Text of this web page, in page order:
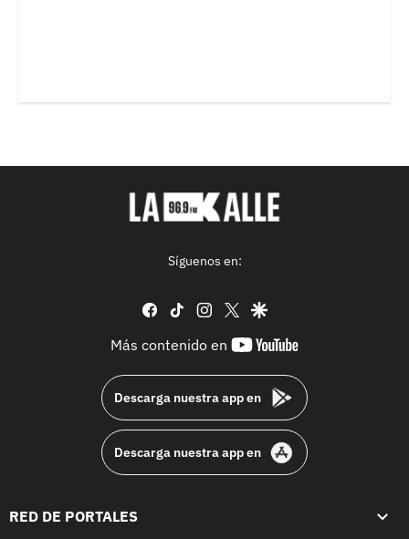
Síguenos en:
facebook
tiktok instagram
twittergoogle
Más contenido en
youtube-
Descarga nuestra app en
Descarga nuestra app en
RED DE PORTALES